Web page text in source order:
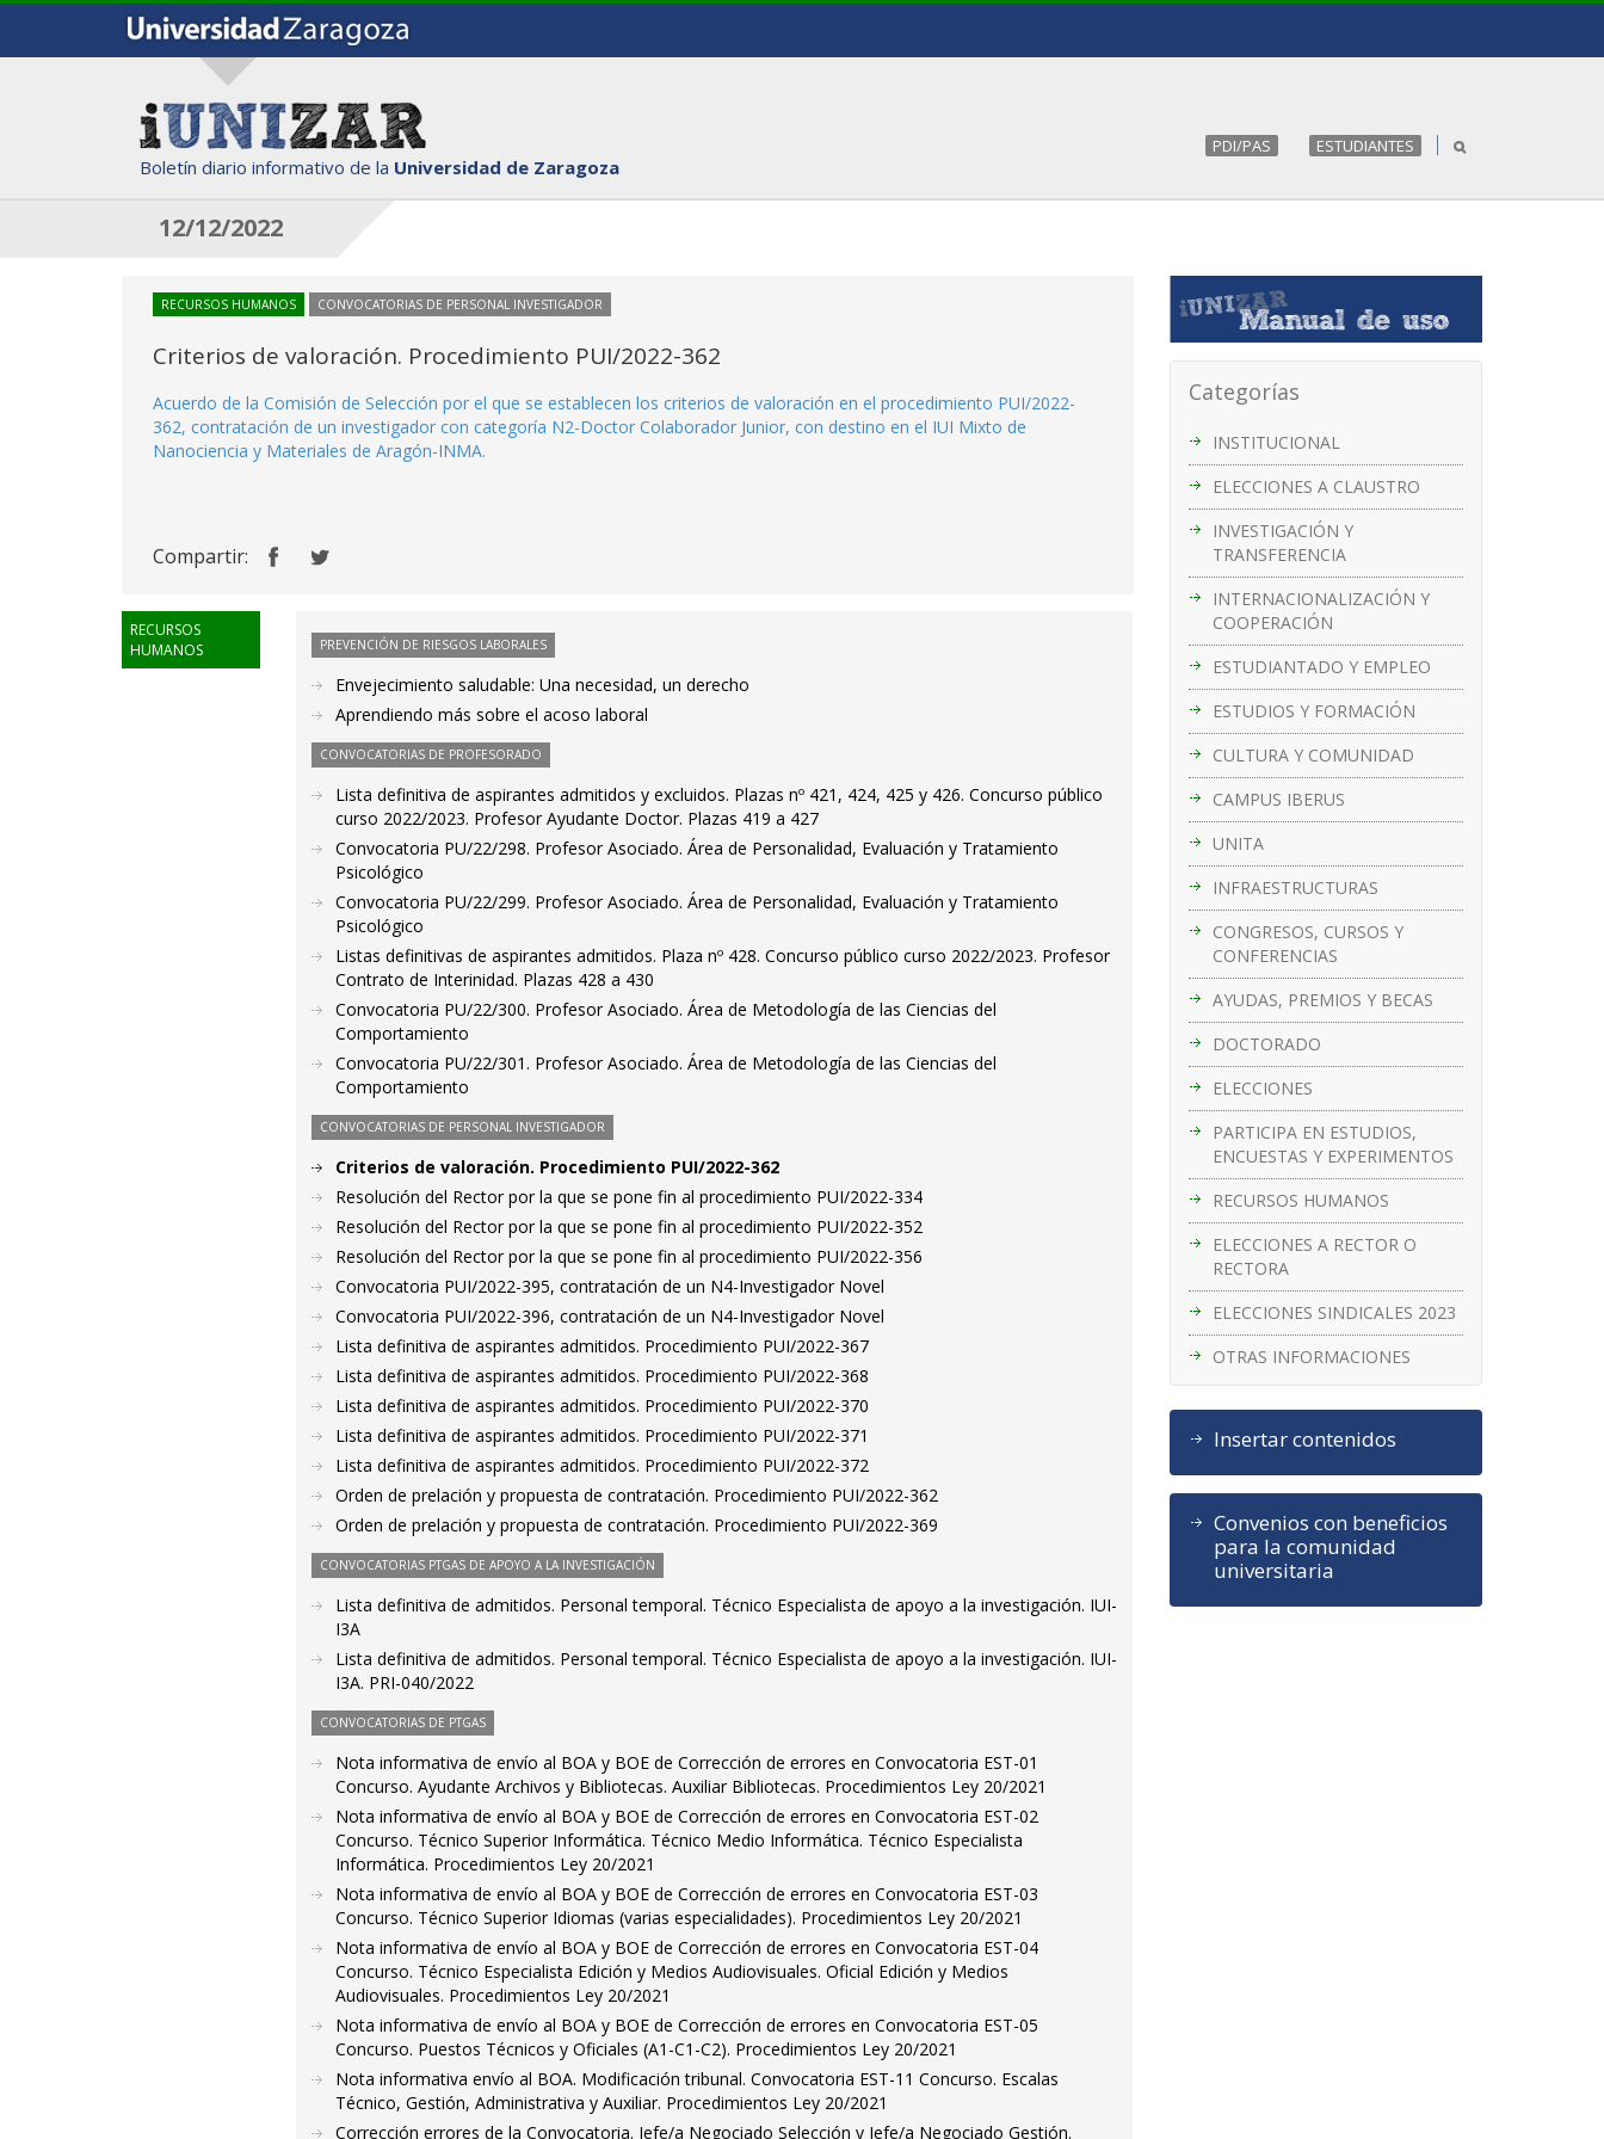
Boletín diario informativo de la Universidad de Zaragoza
PDI/PAS ESTUDIANTES
12/12/2022
Categorías
INSTITUCIONAL
ELECCIONES A CLAUSTRO
INVESTIGACIÓN Y
TRANSFERENCIA
INTERNACIONALIZACIÓN Y
COOPERACIÓN
ESTUDIANTADO Y EMPLEO
ESTUDIOS Y FORMACIÓN
CULTURA Y COMUNIDAD
CAMPUS IBERUS
UNITA
INFRAESTRUCTURAS
CONGRESOS, CURSOS Y
CONFERENCIAS
AYUDAS, PREMIOS Y BECAS
DOCTORADO
ELECCIONES
PARTICIPA EN ESTUDIOS,
ENCUESTAS Y EXPERIMENTOS
RECURSOS HUMANOS
ELECCIONES A RECTOR O
RECTORA
ELECCIONES SINDICALES 2023
OTRAS INFORMACIONES
Insertar contenidos
Convenios con beneficios
para la comunidad
universitaria
RECURSOS HUMANOS CONVOCATORIAS DE PERSONAL INVESTIGADOR
Criterios de valoración. Procedimiento PUI/2022-362
Acuerdo de la Comisión de Selección por el que se establecen los criterios de valoración en el procedimiento PUI/2022-
362, contratación de un investigador con categoría N2-Doctor Colaborador Junior, con destino en el IUI Mixto de
Nanociencia y Materiales de Aragón-INMA.
Compartir:
RECURSOS
HUMANOS
PREVENCIÓN DE RIESGOS LABORALES
Envejecimiento saludable: Una necesidad, un derecho
Aprendiendo más sobre el acoso laboral
CONVOCATORIAS DE PROFESORADO
Lista definitiva de aspirantes admitidos y excluidos. Plazas nº 421, 424, 425 y 426. Concurso público
curso 2022/2023. Profesor Ayudante Doctor. Plazas 419 a 427
Convocatoria PU/22/298. Profesor Asociado. Área de Personalidad, Evaluación y Tratamiento
Psicológico
Convocatoria PU/22/299. Profesor Asociado. Área de Personalidad, Evaluación y Tratamiento
Psicológico
Listas definitivas de aspirantes admitidos. Plaza nº 428. Concurso público curso 2022/2023. Profesor
Contrato de Interinidad. Plazas 428 a 430
Convocatoria PU/22/300. Profesor Asociado. Área de Metodología de las Ciencias del
Comportamiento
Convocatoria PU/22/301. Profesor Asociado. Área de Metodología de las Ciencias del
Comportamiento
CONVOCATORIAS DE PERSONAL INVESTIGADOR
Criterios de valoración. Procedimiento PUI/2022-362
Resolución del Rector por la que se pone fin al procedimiento PUI/2022-334
Resolución del Rector por la que se pone fin al procedimiento PUI/2022-352
Resolución del Rector por la que se pone fin al procedimiento PUI/2022-356
Convocatoria PUI/2022-395, contratación de un N4-Investigador Novel
Convocatoria PUI/2022-396, contratación de un N4-Investigador Novel
Lista definitiva de aspirantes admitidos. Procedimiento PUI/2022-367
Lista definitiva de aspirantes admitidos. Procedimiento PUI/2022-368
Lista definitiva de aspirantes admitidos. Procedimiento PUI/2022-370
Lista definitiva de aspirantes admitidos. Procedimiento PUI/2022-371
Lista definitiva de aspirantes admitidos. Procedimiento PUI/2022-372
Orden de prelación y propuesta de contratación. Procedimiento PUI/2022-362
Orden de prelación y propuesta de contratación. Procedimiento PUI/2022-369
CONVOCATORIAS PTGAS DE APOYO A LA INVESTIGACIÓN
Lista definitiva de admitidos. Personal temporal. Técnico Especialista de apoyo a la investigación. IUI-
I3A
Lista definitiva de admitidos. Personal temporal. Técnico Especialista de apoyo a la investigación. IUI-
I3A. PRI-040/2022
CONVOCATORIAS DE PTGAS
Nota informativa de envío al BOA y BOE de Corrección de errores en Convocatoria EST-01
Concurso. Ayudante Archivos y Bibliotecas. Auxiliar Bibliotecas. Procedimientos Ley 20/2021
Nota informativa de envío al BOA y BOE de Corrección de errores en Convocatoria EST-02
Concurso. Técnico Superior Informática. Técnico Medio Informática. Técnico Especialista
Informática. Procedimientos Ley 20/2021
Nota informativa de envío al BOA y BOE de Corrección de errores en Convocatoria EST-03
Concurso. Técnico Superior Idiomas (varias especialidades). Procedimientos Ley 20/2021
Nota informativa de envío al BOA y BOE de Corrección de errores en Convocatoria EST-04
Concurso. Técnico Especialista Edición y Medios Audiovisuales. Oficial Edición y Medios
Audiovisuales. Procedimientos Ley 20/2021
Nota informativa de envío al BOA y BOE de Corrección de errores en Convocatoria EST-05
Concurso. Puestos Técnicos y Oficiales (A1-C1-C2). Procedimientos Ley 20/2021
Nota informativa envío al BOA. Modificación tribunal. Convocatoria EST-11 Concurso. Escalas
Técnico, Gestión, Administrativa y Auxiliar. Procedimientos Ley 20/2021
Corrección errores de la Convocatoria. Jefe/a Negociado Selección y Jefe/a Negociado Gestión.